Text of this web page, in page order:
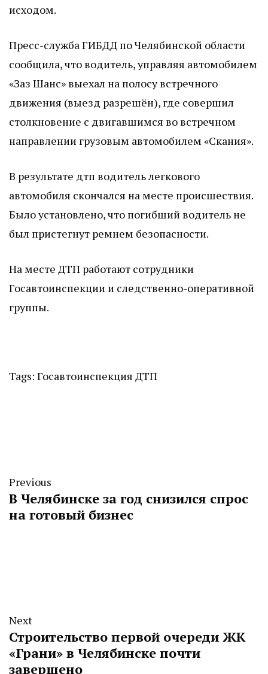
исходом.
Пресс-служба ГИБДД по Челябинской области
сообщила, что водитель, управляя автомобилем
«Заз Шанс» выехал на полосу встречного
движения (выезд разрешён), где совершил
столкновение с двигавшимся во встречном
направлении грузовым автомобилем «Скания».
В результате дтп водитель легкового
автомобиля скончался на месте происшествия.
Было установлено, что погибший водитель не
был пристегнут ремнем безопасности.
На месте ДТП работают сотрудники
Госавтоинспекции и следственно-оперативной
группы.
Tags: Госавтоинспекция ДТП
Previous
В Челябинске за год снизился спрос
на готовый бизнес
Next
Строительство первой очереди ЖК
«Грани» в Челябинске почти
завершено